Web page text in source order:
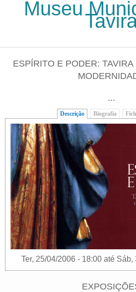
Passar para o conteúdo principal
Museu
ESPÍRITO E PODER:
...
Descrição (separador ativo)
Biografia
Ter, 25/04/2006 - 18:00 até Sáb,